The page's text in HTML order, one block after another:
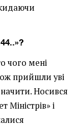
чого мені
прийшли уві
Носився
Міністрів» і